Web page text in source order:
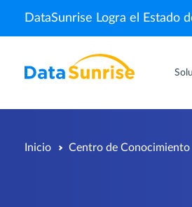
DataSunrise Logra el Estado
Inicio Centro de Conocimiento